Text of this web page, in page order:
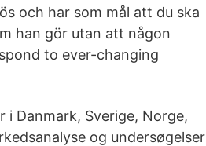
och har som mål att du ska
han gör utan att någon
to ever-changing
i Danmark, Sverige, Norge,
og undersøgelser